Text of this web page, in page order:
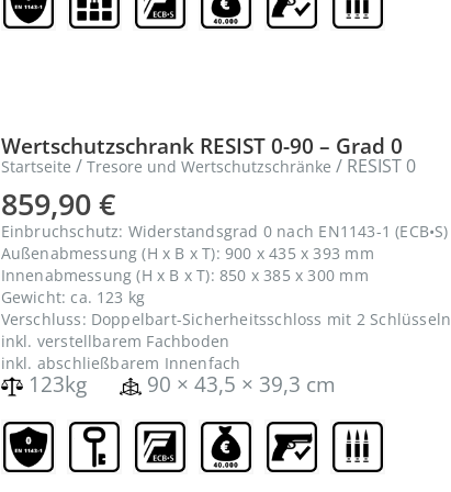
Wertschutzschrank RESIST 0-90 – Grad 0
Startseite / Tresore und Wertschutzschränke / RESIST 0
859,90€
Einbruchschutz: Widerstandsgrad 0 nach EN1143-1 (ECB•S)
Außenabmessung (H x B x T): 900 x 435 x 393 mm
Innenabmessung (H x B x T): 850 x 385 x 300 mm
Gewicht: ca. 123 kg
Verschluss: Doppelbart-Sicherheitsschloss mit 2 Schlüsseln
inkl. verstellbarem Fachboden
inkl. abschließbarem Innenfach
123kg 90 × 43,5 × 39,3 cm
Wertschutzraumtür Widerstandsgrad 1 nach EN 1143-1 für den Waffenraum/ Panikraum out of 5
1.999,90 €